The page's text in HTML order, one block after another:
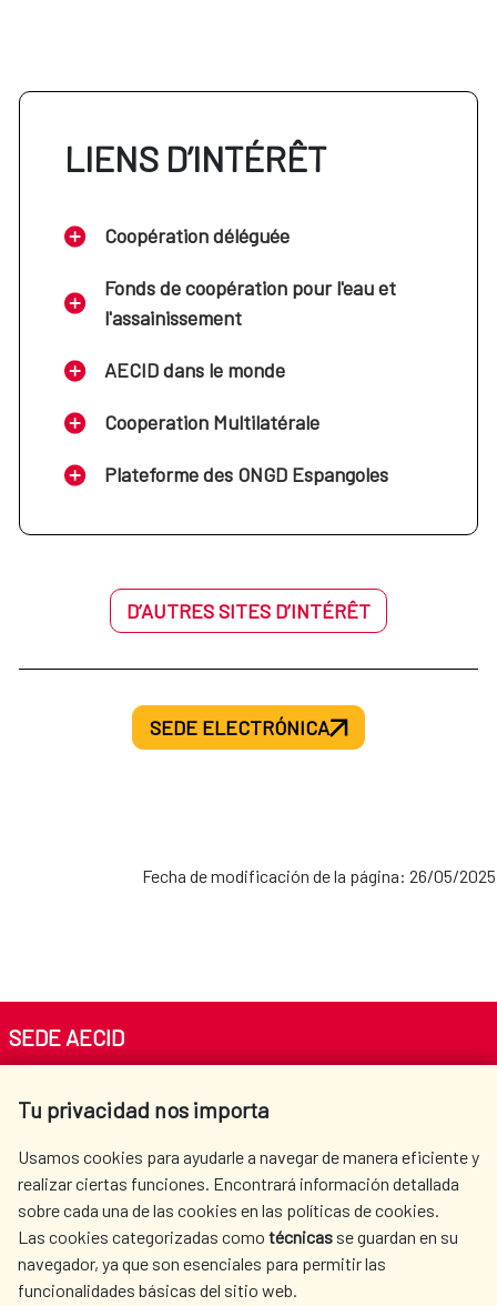
LIENS D’INTÉRÊT
Coopération déléguée
Fonds de coopération pour l'eau et
l'assainissement
AECID dans le monde
Cooperation Multilatérale
Plateforme des ONGD Espangoles
D’AUTRES SITES D’INTÉRÊT
SEDE ELECTRÓNICA
Fecha de modificación de la página: 26/05/2025
Tu privacidad nos importa
Usamos cookies para ayudarle a navegar de manera eficiente y
realizar ciertas funciones. Encontrará información detallada
sobre cada una de las cookies en las políticas de cookies.
Las cookies categorizadas como técnicas se guardan en su
navegador, ya que son esenciales para permitir las
funcionalidades básicas del sitio web.
SEDE AECID
Tel. +34 900 20 30 54​​​​​​​
AECID
OÙ NOUS COOPÉRONS
L'ACTION HUMANITAIRE
ESPAGNOLE
SALLE DE PRESSE